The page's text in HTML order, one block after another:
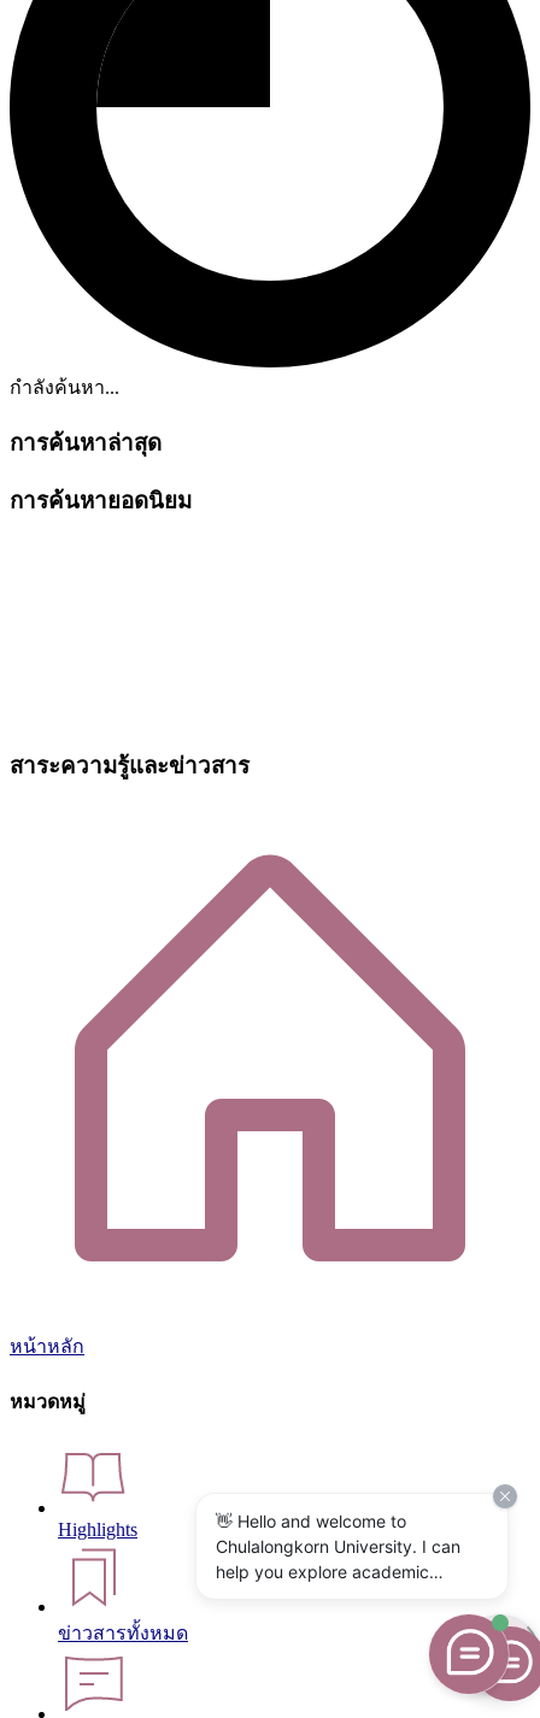
กำลังค้นหา...
การค้นหาล่าสุด
การค้นหายอดนิยม
สาระความรู้และข่าวสาร
หน้าหลัก
หมวดหมู่
Highlights
ข่าวสารทั้งหมด
👋 Hello and welcome to
Chulalongkorn University. I can
help you explore academic